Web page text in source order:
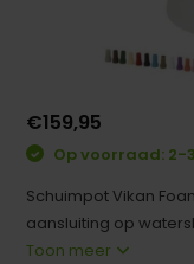
€159,95
Op voorraad: 2-
Schuimpot Vikan
aansluiting op
Toon meer